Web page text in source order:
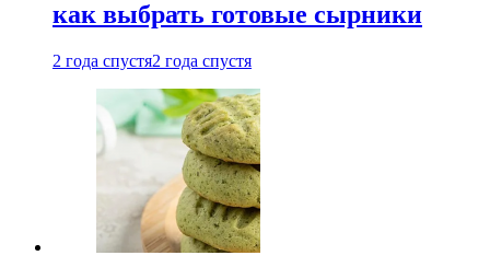
как выбрать готовые сырники
2 года спустя2 года спустя